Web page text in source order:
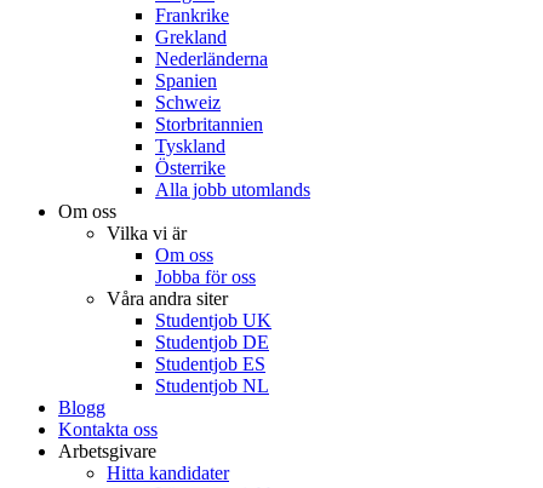
Frankrike
Grekland
Nederländerna
Spanien
Schweiz
Storbritannien
Tyskland
Österrike
Alla jobb utomlands
Om oss
Vilka vi är
Om oss
Jobba för oss
Våra andra siter
Studentjob UK
Studentjob DE
Studentjob ES
Studentjob NL
Blogg
Kontakta oss
Arbetsgivare
Hitta kandidater